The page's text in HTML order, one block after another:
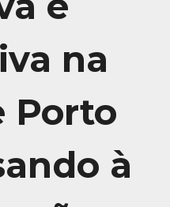
na
Porto
à